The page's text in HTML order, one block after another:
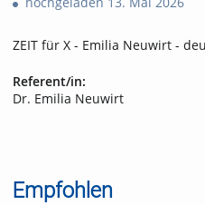
ZEIT für X - Emilia Neuwirt -
Referent/in:
Dr. Emilia Neuwirt
Empfohlen